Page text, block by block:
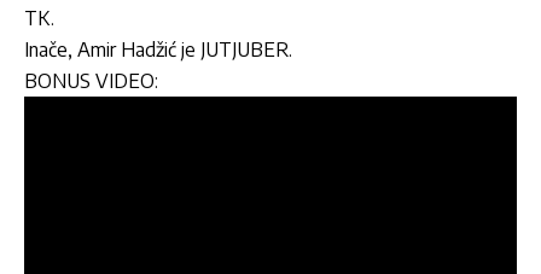
TK.
Inače, Amir Hadžić je JUTJUBER.
BONUS VIDEO: